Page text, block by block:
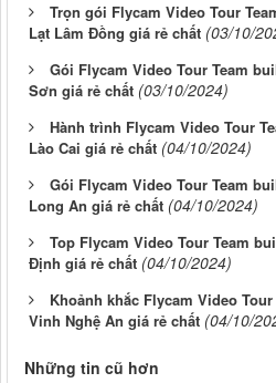
Trọn gói Flycam Video Tour
Lạt Lâm Đồng giá rẻ chất (03/10/
Gói Flycam Video Tour Team
Sơn giá rẻ chất (03/10/2024)
Hành trình Flycam Video Tour
Lào Cai giá rẻ chất (04/10/2024)
Gói Flycam Video Tour Team
Long An giá rẻ chất (04/10/2024)
Top Flycam Video Tour Team
Định giá rẻ chất (04/10/2024)
Khoảnh khắc Flycam Video
Vinh Nghệ An giá rẻ chất (04/10/
Những tin cũ hơn